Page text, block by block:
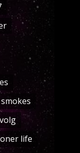
smokes
life